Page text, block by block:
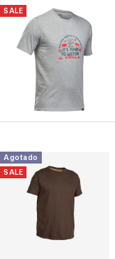
SALE
Agotado
SALE